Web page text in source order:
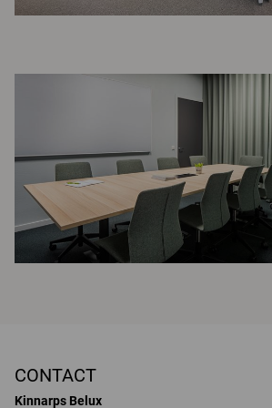
CONTACT
Kinnarps Belux